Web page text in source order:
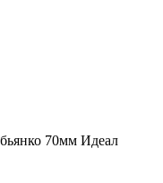
70мм Идеал